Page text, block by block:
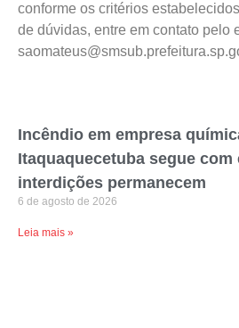
conforme os critérios
de dúvidas, entre em contato pelo
Incêndio em empresa
Itaquaquecetuba segue com
interdições permanecem
6 de agosto de 2026
Leia mais »